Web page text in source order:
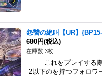
怨讐の絶叫【UR】
680円(税込)
在庫数 3枚
これをプレイする際
2以下のを持つフォロワ